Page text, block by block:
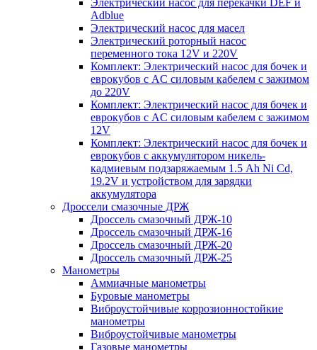
Электрический насос для перекачки DEF и
Adblue
Электрический насос для масел
Электрический роторный насос
переменного тока 12V и 220V
Комплект: Электрический насос для бочек и
еврокубов с AC силовым кабелем с зажимом
до 220V
Комплект: Электрический насос для бочек и
еврокубов с AC силовым кабелем с зажимом
12V
Комплект: Электрический насос для бочек и
еврокубов с аккумулятором никель-
кадмиевым подзаряжаемым 1.5 Ah Ni Cd,
19.2V и устройством для зарядки
аккумулятора
Дроссели смазочные ДРЖ
Дроссель смазочный ДРЖ-10
Дроссель смазочный ДРЖ-16
Дроссель смазочный ДРЖ-20
Дроссель смазочный ДРЖ-25
Манометры
Аммиачные манометры
Буровые манометры
Виброустойчивые коррозионностойкие
манометры
Виброустойчивые манометры
Газовые манометры